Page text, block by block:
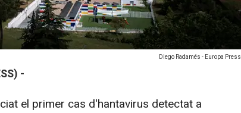
Diego Radamés - Europa Press
-
el primer cas d'hantavirus detectat a